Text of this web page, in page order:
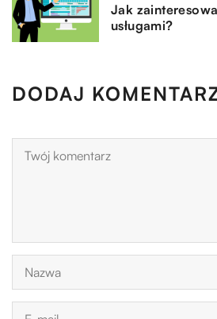
Jak
usługami?
DODAJ